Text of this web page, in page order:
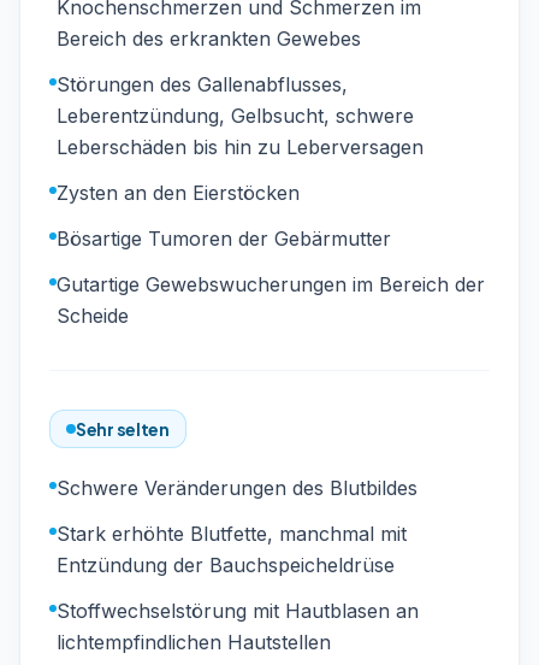
Knochenschmerzen und Schmerzen im
Bereich des erkrankten Gewebes
Störungen des Gallenabflusses,
Leberentzündung, Gelbsucht, schwere
Leberschäden bis hin zu Leberversagen
Zysten an den Eierstöcken
Bösartige Tumoren der Gebärmutter
Gutartige Gewebswucherungen im Bereich der
Scheide
Sehr selten
Schwere Veränderungen des Blutbildes
Stark erhöhte Blutfette, manchmal mit
Entzündung der Bauchspeicheldrüse
Stoffwechselstörung mit Hautblasen an
lichtempfindlichen Hautstellen